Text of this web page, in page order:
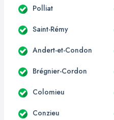
Polliat
Saint-Rémy
Andert-et-Condon
Brégnier-Cordon
Colomieu
Conzieu